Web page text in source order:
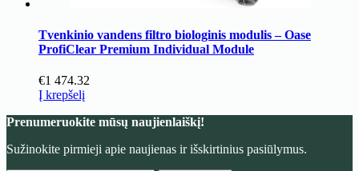
Tvenkinio vandens filtro biologinis modulis – Oase
ProfiClear Premium Individual Module
€1 474.32
Į krepšelį
Prenumeruokite mūsų naujienlaiškį!
Sužinokite pirmieji apie naujienas ir išskirtinius pasiūlymus.